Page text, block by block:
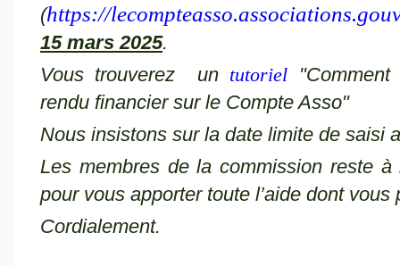
(https://
15 mars 2025.
Vous trouverez un tutoriel
rendu financier sur le Compte Asso"
Nous insistons sur la date limite de saisi
Les membres de la commission reste
pour vous apporter toute l’aide dont
Cordialement.